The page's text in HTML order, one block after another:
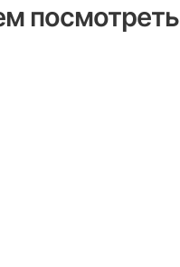
посмотреть